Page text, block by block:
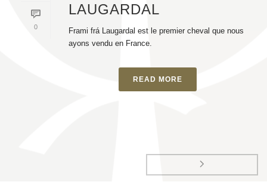
0
LAUGARDAL
Frami frá Laugardal est le premier cheval que nous
ayons vendu en France.
READ MORE